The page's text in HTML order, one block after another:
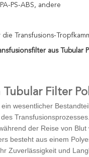
PA-PS-ABS, andere
die Transfusions-
aus Tubular
Tubular Filter
wesentlicher
der Reise von
besteht aus einem
Zuverlässigkeit und